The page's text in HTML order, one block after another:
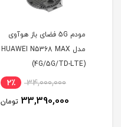
مودم 5G فضای باز هوآوی
مدل HUAWEI N5368 MAX
(4G/5G/TD-LTE)
34,000,000 2٪
33,390,000 تومان